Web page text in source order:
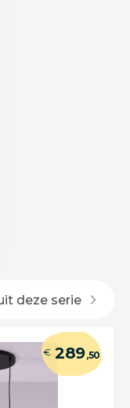
deze serie
€289,50